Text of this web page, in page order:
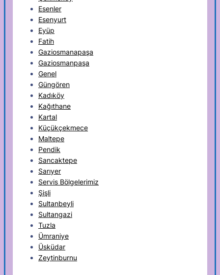
Esenler
Esenyurt
Eyüp
Fatih
Gaziosmanapaşa
Gaziosmanpaşa
Genel
Güngören
Kadıköy
Kağıthane
Kartal
Küçükçekmece
Maltepe
Pendik
Sancaktepe
Sarıyer
Servis Bölgelerimiz
Şişli
Sultanbeyli
Sultangazi
Tuzla
Ümraniye
Üsküdar
Zeytinburnu